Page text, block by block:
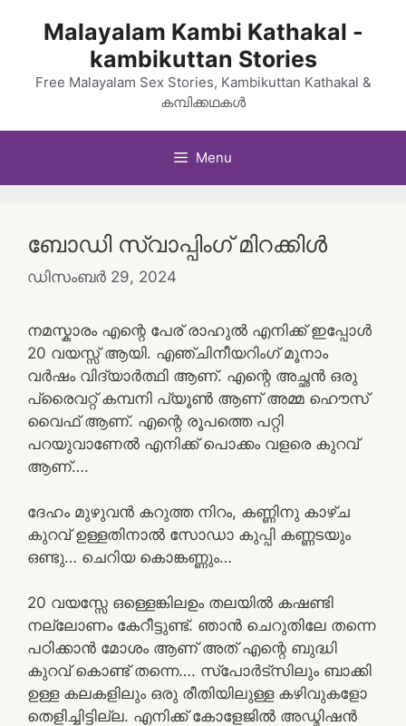
Malayalam Kambi Kathakal -
kambikuttan Stories
Free Malayalam Sex Stories, Kambikuttan Kathakal &
കമ്പിക്കഥകൾ
Menu
ബോഡി സ്വാപ്പിംഗ് മിറക്കിൾ
ഡിസംബർ 29, 2024
നമസ്കാരം എന്റെ പേര് രാഹുൽ എനിക്ക് ഇപ്പോൾ
20 വയസ്സ് ആയി. എഞ്ചിനീയറിംഗ് മൂനാം
വർഷം വിദ്യാർത്ഥി ആണ്. എന്റെ അച്ഛൻ ഒരു
പ്രൈവറ്റ് കമ്പനി പ്യൂൺ ആണ് അമ്മ ഹൌസ്
വൈഫ്‌ ആണ്. എന്റെ രൂപത്തെ പറ്റി
പറയുവാണേൽ എനിക്ക് പൊക്കം വളരെ കുറവ്
ആണ്….
ദേഹം മുഴുവൻ കറുത്ത നിറം, കണ്ണിനു കാഴ്ച
കുറവ് ഉള്ളതിനാൽ സോഡാ കുപ്പി കണ്ണടയും
ഒണ്ടു… ചെറിയ കൊങ്കണ്ണും…
20 വയസ്സേ ഒള്ളെങ്കിലഉം തലയിൽ കഷണ്ടി
നല്ലോണം കേറീട്ടുണ്ട്. ഞാൻ ചെറുതിലേ തന്നെ
പഠിക്കാൻ മോശം ആണ് അത് എന്റെ ബുദ്ധി
കുറവ് കൊണ്ട് തന്നെ…. സ്പോർട്സിലും ബാക്കി
ഉള്ള കലകളിലും ഒരു രീതിയിലുള്ള കഴിവുകളോ
തെളിച്ചിട്ടില്ല. എനിക്ക് കോളേജിൽ അഡ്മിഷൻ